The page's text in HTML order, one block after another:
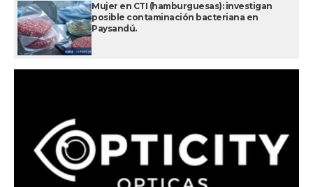
Mujer en CTI (hamburguesas): investigan
posible contaminación bacteriana en
Paysandú.